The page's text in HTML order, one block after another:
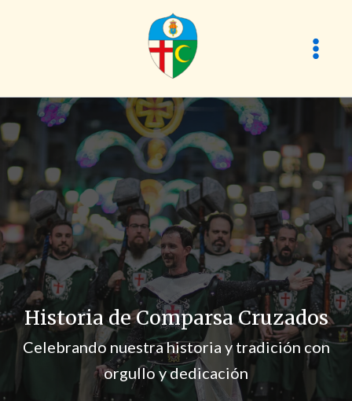
Historia de Comparsa Cruzados
Celebrando nuestra historia y tradición con
orgullo y dedicación